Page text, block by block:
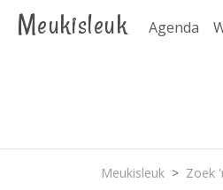
Meukisleuk Agenda
Meukisleuk Zoek